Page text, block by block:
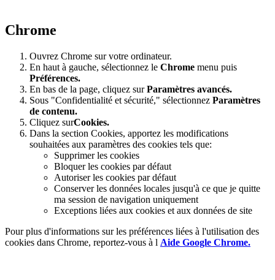
Chrome
Ouvrez Chrome sur votre ordinateur.
En haut à gauche, sélectionnez le Chrome menu puis
Préférences.
En bas de la page, cliquez surParamètres avancés.
Sous "Confidentialité et sécurité," sélectionnez Paramètres
de contenu.
Cliquez surCookies.
Dans la section Cookies, apportez les modifications
souhaitées aux paramètres des cookies tels que:
Supprimer les cookies
Bloquer les cookies par défaut
Autoriser les cookies par défaut
Conserver les données locales jusqu'à ce que je quitte
ma session de navigation uniquement
Exceptions liées aux cookies et aux données de site
Pour plus d'informations sur les préférences liées à l'utilisation des
cookies dans Chrome, reportez-vous à l Aide Google Chrome.